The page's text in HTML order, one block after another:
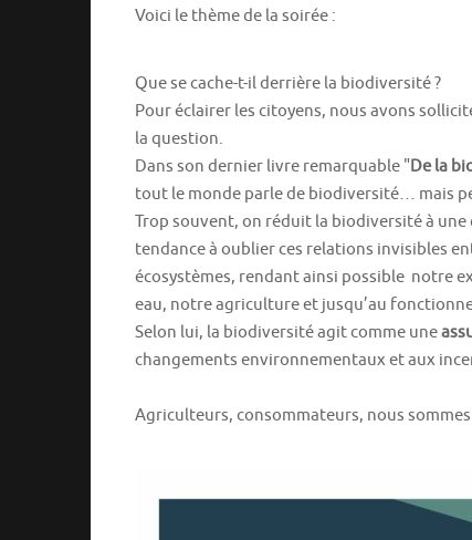
Voici le thème de la soirée :
Que se cache-t-il derrière la biodiversité ?
Pour éclairer les citoyens, nous avons
la question.
Dans son dernier livre remarquable "De la
tout le monde parle de biodiversité… mais
Trop souvent, on réduit la biodiversité à une
tendance à oublier ces relations invisibles
écosystèmes, rendant ainsi possible notre
eau, notre agriculture et jusqu’au
Selon lui, la biodiversité agit comme une
changements environnementaux et aux
Agriculteurs, consommateurs, nous